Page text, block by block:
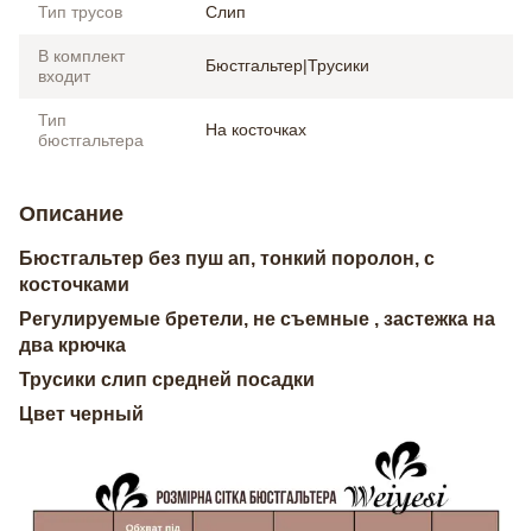
Тип трусов Слип
В комплект
входит
Бюстгальтер|Трусики
Тип
бюстгальтера
На косточках
Описание
Бюстгальтер без пуш ап, тонкий поролон, с
косточками
Регулируемые бретели, не съемные , застежка на
два крючка
Трусики слип средней посадки
Цвет черный